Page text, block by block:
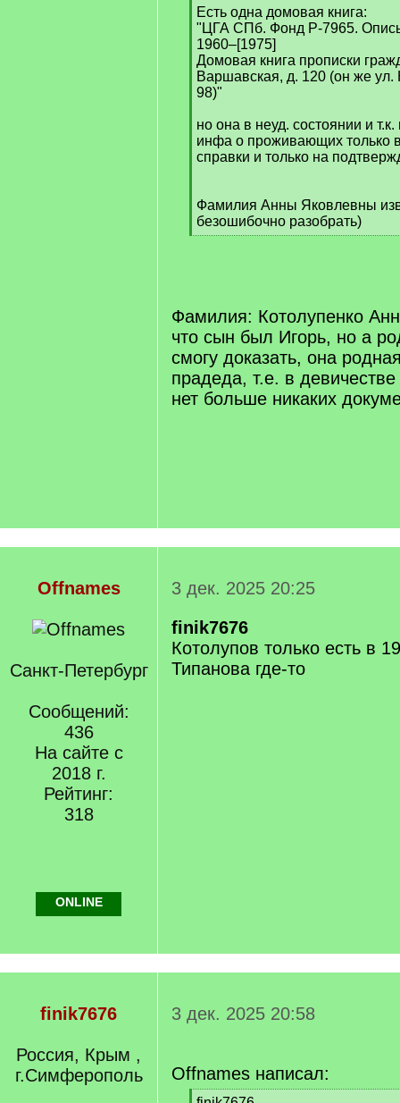
]
Есть одна домовая книга:
"ЦГА СПб. Фонд Р-7965.
1960–[1975]
Домовая книга прописки
Варшавская, д. 120 (он же ул.
98)"
но она в неуд. состоянии и
инфа о проживающих только
справки и только на
Фамилия Анны Яковлевны
безошибочно разобрать)
[
Фамилия: Котолупенко
что сын был Игорь, но а
смогу доказать, она
прадеда, т.е. в
нет больше никаких
Offnames
Санкт-Петербург
Сообщений:
436
На сайте с
2018 г.
Рейтинг:
318
3 дек. 2025 20:25
finik7676
Котолупов только есть в
Типанова где-то
ONLINE
finik7676
Россия, Крым ,
г.Симферополь
3 дек. 2025 20:58
Offnames написал: